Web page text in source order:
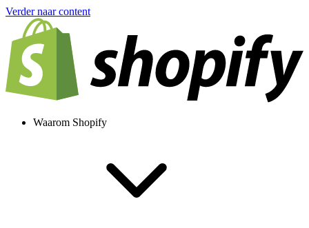
Verder naar content
Waarom Shopify